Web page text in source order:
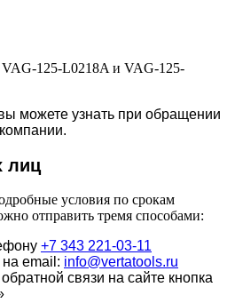
125-L0218A и VAG-125-
можете узнать при обращении
лиц
условия по срокам
отправить тремя способами:
+7 343 221-03-11
email: info@vertatools.ru
связи на сайте кнопка